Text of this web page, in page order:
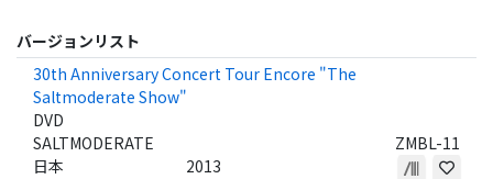
バージョンリスト
30th Anniversary Concert Tour Encore "The
Saltmoderate Show"
DVD
SALTMODERATE
ZMBL-11
日本
2013